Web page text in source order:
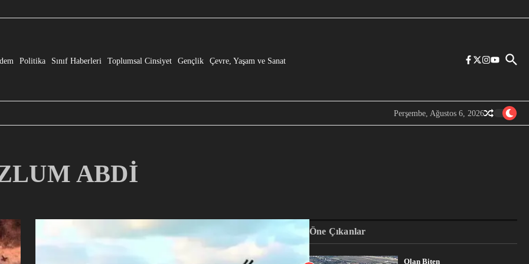
Politika Sınıf Haberleri Toplumsal Cinsiyet Gençlik Çevre, Yaşam ve Sanat
Perşembe, Ağustos 6, 2026
ABDİ
Öne Çıkanlar
Olan Biten